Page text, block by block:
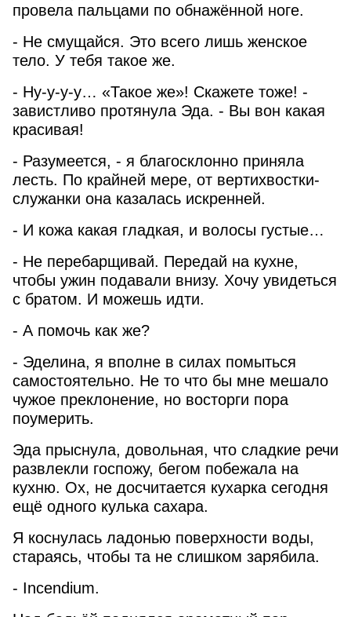
провела пальцами по обнажённой ноге.
- Не смущайся. Это всего лишь женское
тело. У тебя такое же.
- Ну-у-у-у… «Такое же»! Скажете тоже! -
завистливо протянула Эда. - Вы вон какая
красивая!
- Разумеется, - я благосклонно приняла
лесть. По крайней мере, от вертихвостки-
служанки она казалась искренней.
- И кожа какая гладкая, и волосы густые…
- Не перебарщивай. Передай на кухне,
чтобы ужин подавали внизу. Хочу увидеться
с братом. И можешь идти.
- А помочь как же?
- Эделина, я вполне в силах помыться
самостоятельно. Не то что бы мне мешало
чужое преклонение, но восторги пора
поумерить.
Эда прыснула, довольная, что сладкие речи
развлекли госпожу, бегом побежала на
кухню. Ох, не досчитается кухарка сегодня
ещё одного кулька сахара.
Я коснулась ладонью поверхности воды,
стараясь, чтобы та не слишком зарябила.
- Incendium.